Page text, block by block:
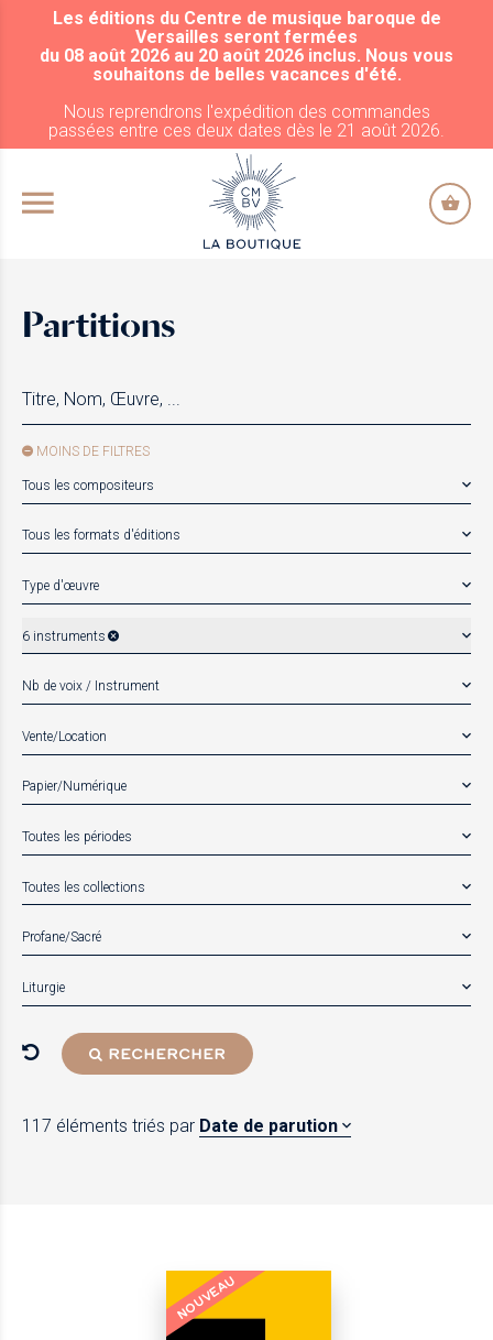
ALLER AU CONTENU PRINCIPAL
Les éditions du Centre de musique baroque de
Versailles seront fermées
du 08 août 2026 au 20 août 2026 inclus. Nous vous
souhaitons de belles vacances d'été.
Nous reprendrons l'expédition des commandes
passées entre ces deux dates dès le 21 août 2026.
Partitions
MOINS DE FILTRES
Tous les compositeurs
Tous les formats d'éditions
Type d'œuvre
6 instruments
Nb de voix / Instrument
Vente/Location
Papier/Numérique
Toutes les périodes
Toutes les collections
Profane/Sacré
Liturgie
RECHERCHER
117 éléments triés par Date de parution
NOUVEAU